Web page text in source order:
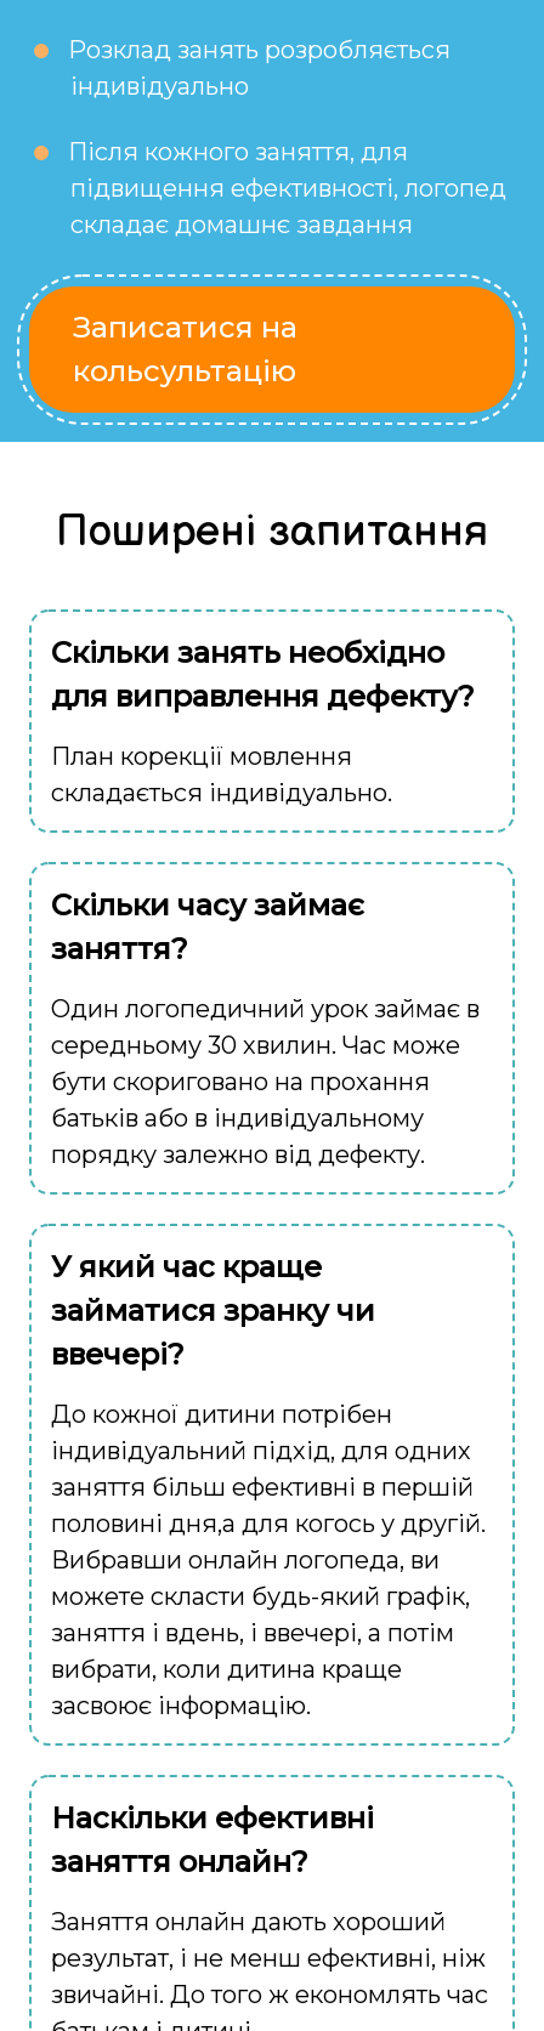
Розклад занять розробляється
індивідуально
Після кожного заняття, для
підвищення ефективності, логопед
складає домашнє завдання
Записатися на
кольсультацію
Поширені запитання
Скільки занять необхідно
для виправлення дефекту?
План корекції мовлення
складається індивідуально.
Скільки часу займає
заняття?
Один логопедичний урок займає в
середньому 30 хвилин. Час може
бути скориговано на прохання
батьків або в індивідуальному
порядку залежно від дефекту.
У який час краще
займатися зранку чи
ввечері?
До кожної дитини потрібен
індивідуальний підхід, для одних
заняття більш ефективні в першій
половині дня,а для когось у другій.
Вибравши онлайн логопеда, ви
можете скласти будь-який графік,
заняття і вдень, і ввечері, а потім
вибрати, коли дитина краще
засвоює інформацію.
Наскільки ефективні
заняття онлайн?
Заняття онлайн дають хороший
результат, і не менш ефективні, ніж
звичайні. До того ж економлять час